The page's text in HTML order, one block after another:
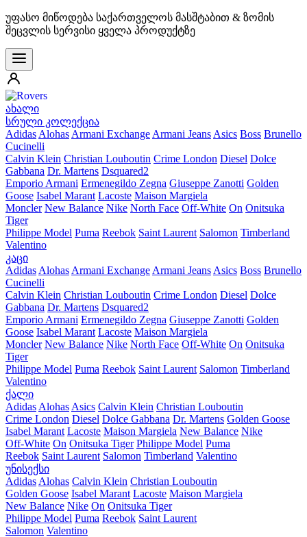
უფასო მიწოდება საქართველოს მასშტაბით & ზომის
შეცვლის სერვისი ყველა პროდუქტზე
ახალი
სრული კოლექცია
Adidas Alohas Armani Exchange Armani Jeans Asics Boss Brunello
Cucinelli
Calvin Klein Christian Louboutin Crime London Diesel Dolce
Gabbana Dr. Martens Dsquared2
Emporio Armani Ermenegildo Zegna Giuseppe Zanotti Golden
Goose Isabel Marant Lacoste Maison Margiela
Moncler New Balance Nike North Face Off-White On Onitsuka
Tiger
Philippe Model Puma Reebok Saint Laurent Salomon Timberland
Valentino
კაცი
Adidas Alohas Armani Exchange Armani Jeans Asics Boss Brunello
Cucinelli
Calvin Klein Christian Louboutin Crime London Diesel Dolce
Gabbana Dr. Martens Dsquared2
Emporio Armani Ermenegildo Zegna Giuseppe Zanotti Golden
Goose Isabel Marant Lacoste Maison Margiela
Moncler New Balance Nike North Face Off-White On Onitsuka
Tiger
Philippe Model Puma Reebok Saint Laurent Salomon Timberland
Valentino
ქალი
Adidas Alohas Asics Calvin Klein Christian Louboutin
Crime London Diesel Dolce Gabbana Dr. Martens Golden Goose
Isabel Marant Lacoste Maison Margiela New Balance Nike
Off-White On Onitsuka Tiger Philippe Model Puma
Reebok Saint Laurent Salomon Timberland Valentino
უნისექსი
Adidas Alohas Calvin Klein Christian Louboutin
Golden Goose Isabel Marant Lacoste Maison Margiela
New Balance Nike On Onitsuka Tiger
Philippe Model Puma Reebok Saint Laurent
Salomon Valentino